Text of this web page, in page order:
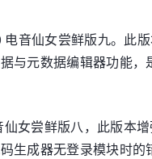
音仙女尝鲜版九。此
与元数据编辑器功能，
女尝鲜版八，此版本
生成器无登录模块时的